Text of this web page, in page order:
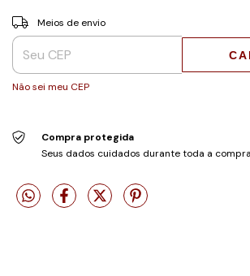
Entregas para o CEP:
Meios de envio
Não sei meu CEP
Compra protegida
Seus dados cuidados durante toda a